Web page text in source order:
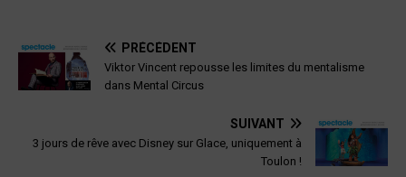
PRÉCÉDENT
Viktor Vincent repousse les limites du mentalisme
dans Mental Circus
SUIVANT
3 jours de rêve avec Disney sur Glace, uniquement à
Toulon !